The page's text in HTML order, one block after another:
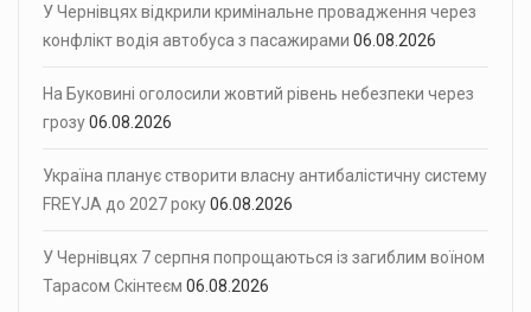
У Чернівцях відкрили кримінальне провадження через
конфлікт водія автобуса з пасажирами 06.08.2026
На Буковині оголосили жовтий рівень небезпеки через
грозу06.08.2026
Україна планує створити власну антибалістичну систему
FREYJA до 2027 року06.08.2026
У Чернівцях 7 серпня попрощаються із загиблим воїном
Тарасом Скінтеєм 06.08.2026